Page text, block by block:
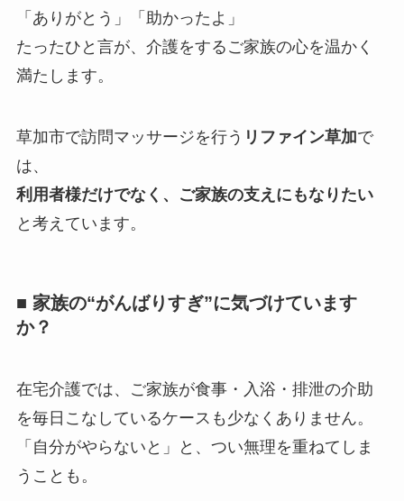
「ありがとう」「助かったよ」
たったひと言が、介護をするご家族の心を温かく
満たします。
草加市で訪問マッサージを行う リファイン草加で
は、
利用者様だけでなく、ご家族の支えにもなりたい
と考えています。
■ 家族の“がんばりすぎ”に気づけています
か？
在宅介護では、ご家族が食事・入浴・排泄の介助
を毎日こなしているケースも少なくありません。
「自分がやらないと」と、つい無理を重ねてしま
うことも。